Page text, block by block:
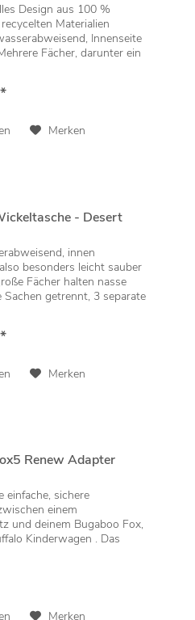
Design aus 100 %
Materialien
Innenseite
Fächer, darunter ein
zu...
Merken
- Desert
innen
besonders leicht sauber
Fächer halten nasse
Sachen getrennt, 3 separate
Merken
Renew Adapter
einfache, sichere
einem
und deinem Bugaboo Fox,
Kinderwagen . Das
leicht. Der Adapter
Merken